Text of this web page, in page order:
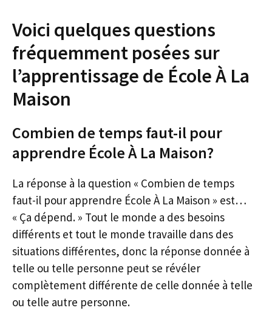
Voici quelques questions
fréquemment posées sur
l’apprentissage de École À La
Maison
Combien de temps faut-il pour
apprendre École À La Maison?
La réponse à la question « Combien de temps
faut-il pour apprendre École À La Maison » est…
« Ça dépend. » Tout le monde a des besoins
différents et tout le monde travaille dans des
situations différentes, donc la réponse donnée à
telle ou telle personne peut se révéler
complètement différente de celle donnée à telle
ou telle autre personne.